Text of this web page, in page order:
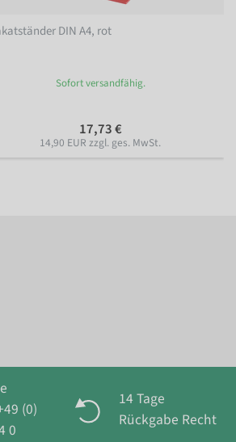
DIN A4, rot
Sofort versandfähig.
17,73 €
14,90 EUR zzgl. ges. MwSt.
(0)
0
14 Tage
Rückgabe Recht